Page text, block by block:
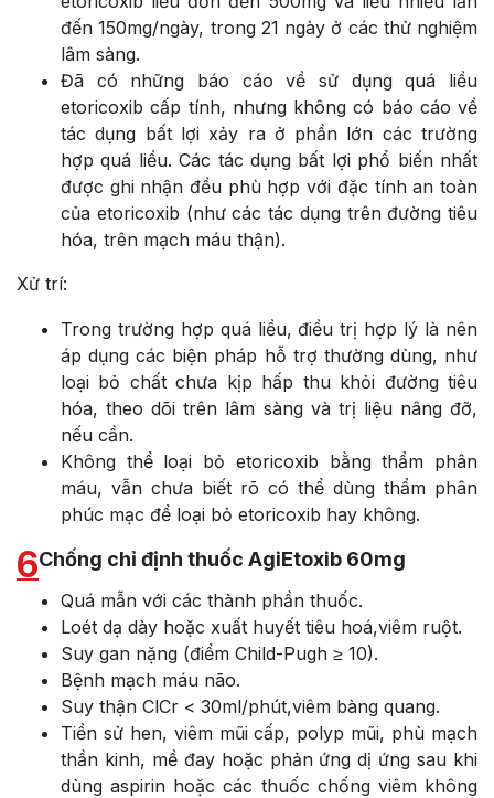
đến 150mg/ngày, trong 21 ngày ở các thử nghiệm
lâm sàng.
Đã có những báo cáo về sử dụng quá liều
etoricoxib cấp tính, nhưng không có báo cáo về
tác dụng bất lợi xảy ra ở phần lớn các trường
hợp quá liều. Các tác dụng bất lợi phổ biến nhất
được ghi nhận đều phù hợp với đặc tính an toàn
của etoricoxib (như các tác dụng trên đường tiêu
hóa, trên mạch máu thận).
Xử trí:
Trong trường hợp quá liều, điều trị hợp lý là nên
áp dụng các biện pháp hỗ trợ thường dùng, như
loại bỏ chất chưa kịp hấp thu khỏi đường tiêu
hóa, theo dõi trên lâm sàng và trị liệu nâng đỡ,
nếu cần.
Không thể loại bỏ etoricoxib bằng thẩm phân
máu, vẫn chưa biết rõ có thể dùng thẩm phân
phúc mạc để loại bỏ etoricoxib hay không.
6Chống chỉ định thuốc AgiEtoxib 60mg
Quá mẫn với các thành phần thuốc.
Loét dạ dày hoặc xuất huyết tiêu hoá,viêm ruột.
Suy gan nặng (điểm Child-Pugh ≥ 10).
Bệnh mạch máu não.
Suy thận ClCr < 30ml/phút,viêm bàng quang.
Tiền sử hen, viêm mũi cấp, polyp mũi, phù mạch
thần kinh, mề đay hoặc phản ứng dị ứng sau khi
dùng aspirin hoặc các thuốc chống viêm không